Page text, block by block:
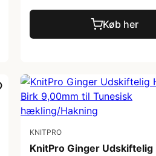
Køb her
KNITPRO
KnitPro Ginger